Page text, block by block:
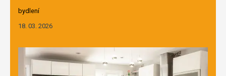
bydlení
18. 03. 2026